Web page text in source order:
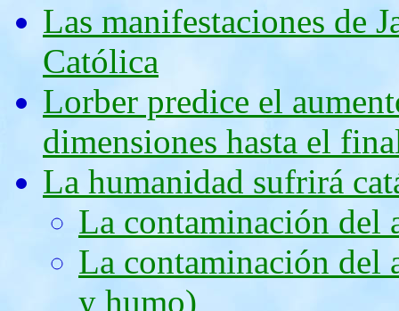
Las manifestaciones de
Católica
Lorber predice el
dimensiones hasta el
La humanidad sufrirá
La contaminación del
La contaminación del
y humo)